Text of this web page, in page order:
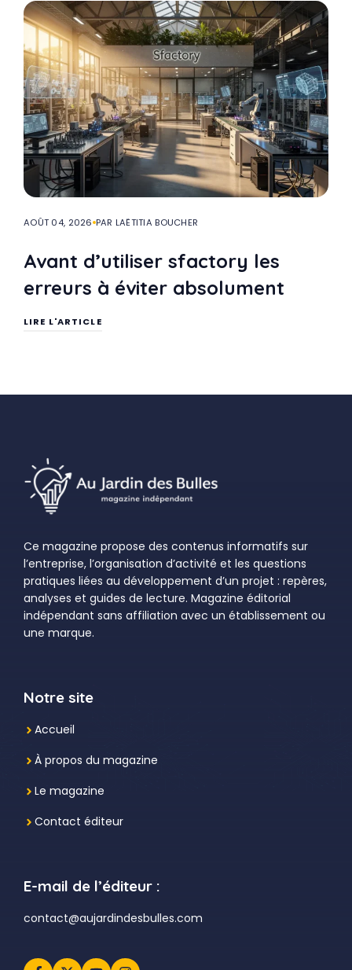
AOÛT 04, 2026 PAR LAËTITIA BOUCHER
Avant d’utiliser sfactory les
erreurs à éviter absolument
LIRE L'ARTICLE
Ce magazine propose des contenus informatifs sur
l’entreprise, l’organisation d’activité et les questions
pratiques liées au développement d’un projet : repères,
analyses et guides de lecture. Magazine éditorial
indépendant sans affiliation avec un établissement ou
une marque.
Notre site
Accueil
À propos du magazine
Le magazine
Contact éditeur
E-mail de l’éditeur :
contact@aujardindesbulles.com